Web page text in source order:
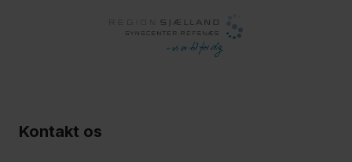
Kontakt os